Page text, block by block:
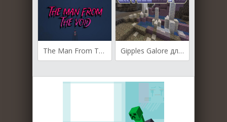
The Man From The Void для Майнкрафт [1.20.1, 1.19.2] Gipples Galore для Майнкрафт [1.20.2, 1.20.1, 1.20]